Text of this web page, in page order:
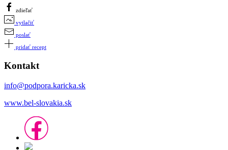
zdieľať
vytlačiť
poslať
pridať recept
Kontakt
info@podpora.karicka.sk
www.bel-slovakia.sk